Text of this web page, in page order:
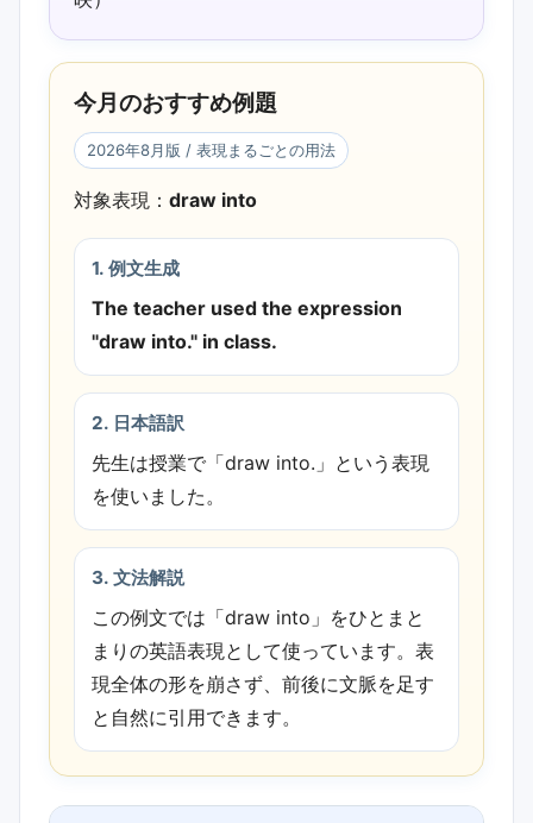
2026/04/23 02:30 補足：今月のおすす
め例題を差し替え、表現まるごとの用法
の確認ポイントを追加しました。
今月のおすすめ例題
2026年8月版 / 表現まるごとの用法
対象表現： draw into
1. 例文生成
The teacher used the expression
"draw into." in class.
2. 日本語訳
先生は授業で「draw into.」という表現
を使いました。
3. 文法解説
この例文では「draw into」をひとまと
まりの英語表現として使っています。表
現全体の形を崩さず、前後に文脈を足す
と自然に引用できます。